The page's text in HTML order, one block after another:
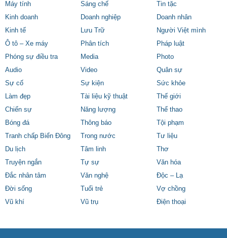
Máy tính
Sáng chế
Tin tặc
Kinh doanh
Doanh nghiệp
Doanh nhân
Kinh tế
Lưu Trữ
Người Việt mình
Ô tô – Xe máy
Phân tích
Pháp luật
Phóng sự điều tra
Media
Photo
Audio
Video
Quân sự
Sự cố
Sự kiện
Sức khỏe
Làm đẹp
Tài liệu kỹ thuật
Thế giới
Chiến sự
Năng lượng
Thể thao
Bóng đá
Thông báo
Tội phạm
Tranh chấp Biển Đông
Trong nước
Tư liệu
Du lịch
Tâm linh
Thơ
Truyện ngắn
Tự sự
Văn hóa
Đắc nhân tâm
Văn nghệ
Độc – Lạ
Đời sống
Tuổi trẻ
Vợ chồng
Vũ khí
Vũ trụ Điện thoại